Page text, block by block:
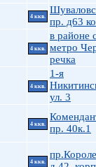
4 ккв.
пр. д63
4 ккв.
в районе
метро
речка
4 ккв.
1-я
ул. 3
4 ккв.
пр. 40к.1
4 ккв.